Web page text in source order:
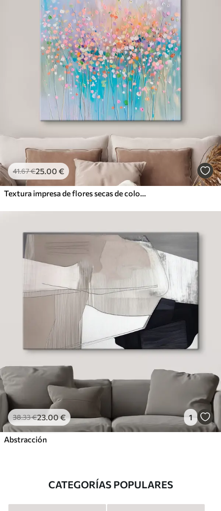
41.67€25.00 €
Textura impresa de flores secas de colores
38.33€23.00 € 1
Abstracción
CATEGORÍAS POPULARES